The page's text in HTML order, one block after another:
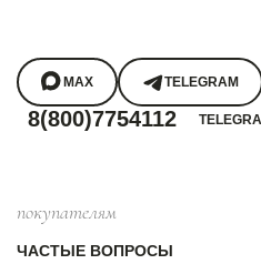
MAX TELEGRAM
8(800)7754112
покупателям
ЧАСТЫЕ ВОПРОСЫ